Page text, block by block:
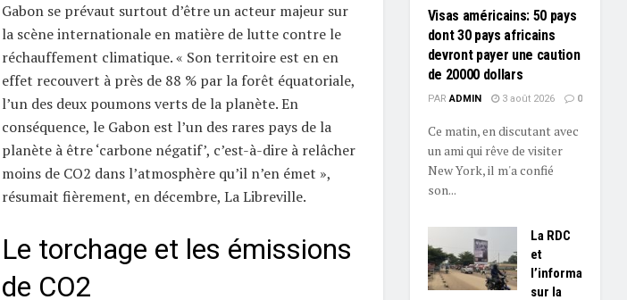
Gabon se prévaut surtout d’être un acteur majeur sur
la scène internationale en matière de lutte contre le
réchauffement climatique. « Son territoire est en en
effet recouvert à près de 88 % par la forêt équatoriale,
l’un des deux poumons verts de la planète. En
conséquence, le Gabon est l’un des rares pays de la
planète à être ‘carbone négatif’, c’est-à-dire à relâcher
moins de CO2 dans l’atmosphère qu’il n’en émet »,
résumait fièrement, en décembre, La Libreville.
Le torchage et les émissions
de CO2
Visas américains: 50 pays
dont 30 pays africains
devront payer une caution
de 20000 dollars
PAR ADMIN 3 août 2026 0
Ce matin, en discutant avec
un ami qui rêve de visiter
New York, il m'a confié
son...
La RDC
et
l’information
sur la